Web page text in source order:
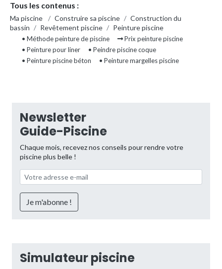
Tous les contenus :
Ma piscine / Construire sa piscine / Construction du
bassin / Revêtement piscine / Peinture piscine
• Méthode peinture de piscine
Prix peinture piscine
• Peinture pour liner
• Peindre piscine coque
• Peinture piscine béton
• Peinture margelles piscine
Newsletter
Guide-Piscine
Chaque mois, recevez nos conseils pour rendre votre
piscine plus belle !
Simulateur piscine